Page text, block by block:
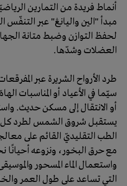
أنماط فريدة من التمارين
مبدأ "الين واليانڠ" عبر
لحفظ التوازن وضبط متانة
العضلات وشدّها.
طرد الأرواح الشريرة عبر
سيّما في الأعياد أو المناسبات
أو الانتقال إلى مسكن حديث.
يستقبل شروق الشمس لطرد كل
الطب التقليديّ القائم على
مع حرق البخور، ونزوعه أحيانًا
واستعمال الماء المسحور
التي تساعد على طول العمر